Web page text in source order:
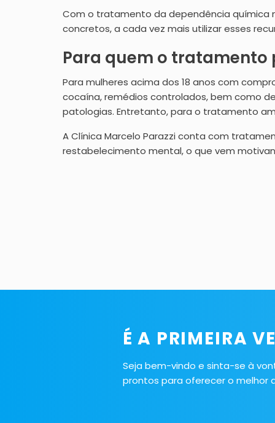
Com o tratamento da dependência química
concretos, a cada vez mais utilizar esses
Para quem o tratamento
Para mulheres acima dos 18 anos com
cocaína, remédios controlados, bem como
patologias. Entretanto, para o tratamento
A Clínica Marcelo Parazzi conta com
restabelecimento mental, o que vem
É A PRIMEIRA
Seja bem-vindo e sinta-se à
prontos para oferecer o melhor